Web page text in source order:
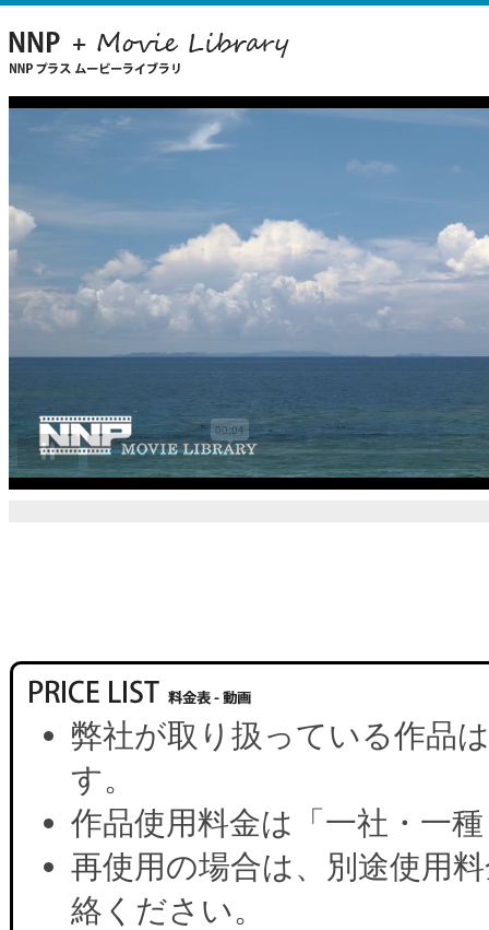
弊社が取り扱っている作品
す。
作品使用料金は「一社・一
再使用の場合は、別途使用
絡ください。